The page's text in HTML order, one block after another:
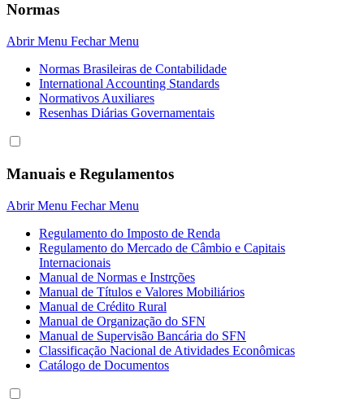
Normas
Abrir Menu Fechar Menu
Normas Brasileiras de Contabilidade
International Accounting Standards
Normativos Auxiliares
Resenhas Diárias Governamentais
Manuais e Regulamentos
Abrir Menu Fechar Menu
Regulamento do Imposto de Renda
Regulamento do Mercado de Câmbio e Capitais
Internacionais
Manual de Normas e Instrções
Manual de Títulos e Valores Mobiliários
Manual de Crédito Rural
Manual de Organização do SFN
Manual de Supervisão Bancária do SFN
Classificação Nacional de Atividades Econômicas
Catálogo de Documentos